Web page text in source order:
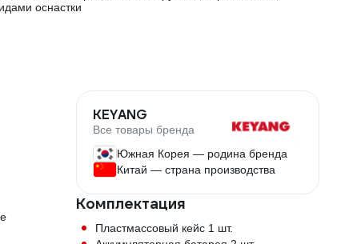
оснастки
KEYANG
Все товары бренда
Южная Корея — родина бренда
Китай — страна производства
Комплектация
Пластмассовый кейс 1 шт.